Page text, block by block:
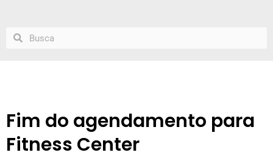
Fim do agendamento para
Fitness Center